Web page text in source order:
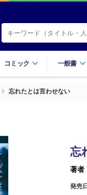
コミック 一般書
忘れたとは言わせない
忘
著者
発売